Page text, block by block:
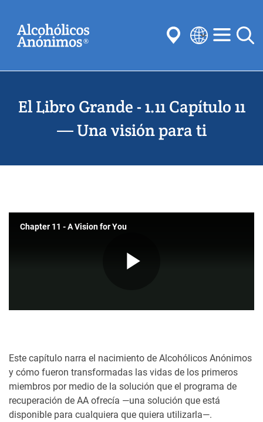
content
Buscar
Enviar
Búsquedas habituales:
Anonimato
Tradiciones
Conceptos
Comités
Select
language
El Libro Grande - 1.11 Capítulo 11
— Una visión para ti
Chapter 11 - A Vision for You
Video
Este capítulo narra el nacimiento de Alcohólicos Anónimos
y cómo fueron transformadas las vidas de los primeros
miembros por medio de la solución que el programa de
recuperación de AA ofrecía —una solución que está
disponible para cualquiera que quiera utilizarla—.